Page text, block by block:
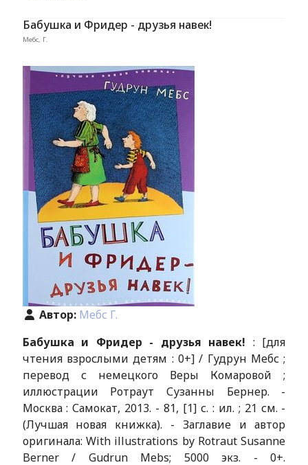
Бабушка и Фридер - друзья навек!
Мебс, Г.
Автор: Мебс Г.
Бабушка и Фридер - друзья навек! : [для
чтения взрослыми детям : 0+] / Гудрун Мебс ;
перевод с немецкого Веры Комаровой ;
иллюстрации Ротраут Сузанны Бернер. -
Москва : Самокат, 2013. - 81, [1] с. : ил. ; 21 см. -
(Лучшая новая книжка). - Заглавие и автор
оригинала: With illustrations by Rotraut Susanne
Berner / Gudrun Mebs; 5000 экз. - 0+.